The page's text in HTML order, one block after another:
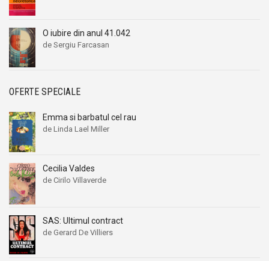
O iubire din anul 41.042
de Sergiu Farcasan
OFERTE SPECIALE
Emma si barbatul cel rau
de Linda Lael Miller
Cecilia Valdes
de Cirilo Villaverde
SAS: Ultimul contract
de Gerard De Villiers